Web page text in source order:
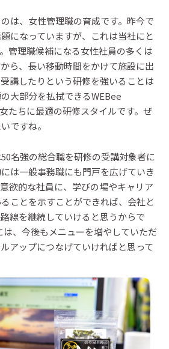
は、女性管理職の育成です。昨今で
になっていますが、これは当社にと
管理職候補になる女性社員の多くは
ら、長い移動時間をかけて施設に出
講したりという研修を強いることは
大部分を払拭できるWEBee
たちに最適の研修スタイルです。ぜ
ですね。
名強の総合職を研修の受講対象者に
は一般事務職にも門戸を広げていき
欲的な社員に、学びの場やキャリア
ことを示すことができれば、会社と
線を継続していけると思うからで
は、今後もメニューを増やしていただ
アップにつなげていければと思って